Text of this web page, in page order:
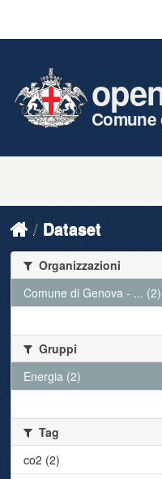
Comune
Dataset
Organizzazioni
Comune di Genova - ... (2)
Gruppi
Energia (2)
Tag
co2 (2)